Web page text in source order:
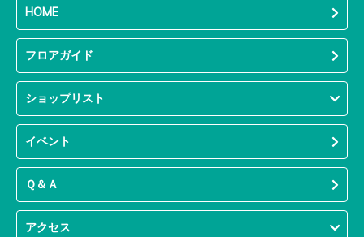
HOME
フロアガイド
ショップリスト
イベント
Ｑ＆Ａ
アクセス